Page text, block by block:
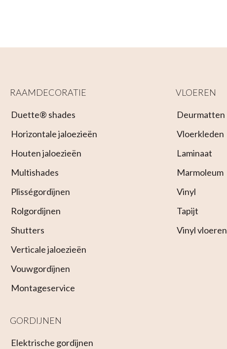
RAAMDECORATIE
Duette® shades
Horizontale jaloezieën
Houten jaloezieën
Multishades
Plisségordijnen
Rolgordijnen
Shutters
Verticale jaloezieën
Vouwgordijnen
Montageservice
GORDIJNEN
Elektrische gordijnen
VLOEREN
Deurmatten
Vloerkleden
Laminaat
Marmoleum
Vinyl
Tapijt
Vinyl vloeren